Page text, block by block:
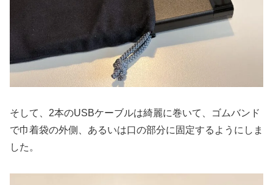
そして、2本のUSBケーブルは綺麗に巻いて、ゴムバンド
で巾着袋の外側、あるいは口の部分に固定するようにしま
した。